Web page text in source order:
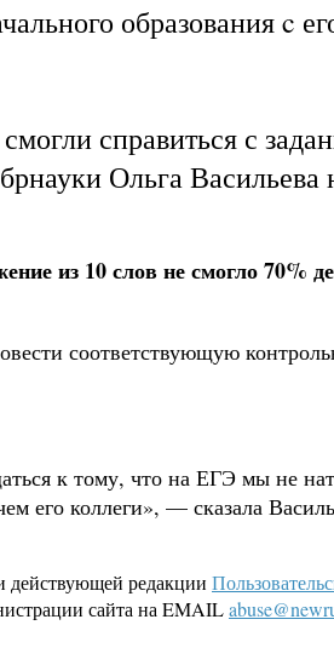
образования c
справиться с
Ольга Васильева
из 10 слов не смогло 70%
соответствующую
к тому, что на ЕГЭ мы не
его коллеги», — сказала
действующей редакции
сайта на EMAIL